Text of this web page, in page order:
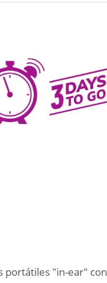
portátiles "in-ear" con